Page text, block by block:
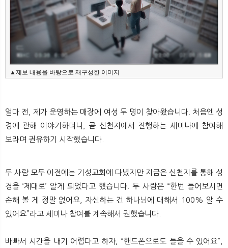
색
▲제보 내용을 바탕으로 재구성한 이미지
얼마 전, 제가 운영하는 매장에 여성 두 명이 찾아왔습니다. 처음엔 성
경에 관해 이야기하더니, 곧 신천지에서 진행하는 세미나에 참여해
보라며 권유하기 시작했습니다.
두 사람 모두 이전에는 기성교회에 다녔지만 지금은 신천지를 통해 성
경을 ‘제대로’ 알게 되었다고 했습니다. 두 사람은 “한번 들어보시면
손해 볼 게 정말 없어요, 자신하는 건 하나님에 대해서 100% 알 수
있어요”라고 세미나 참여를 계속해서 권했습니다.
바빠서 시간을 내기 어렵다고 하자, “핸드폰으로도 들을 수 있어요”,